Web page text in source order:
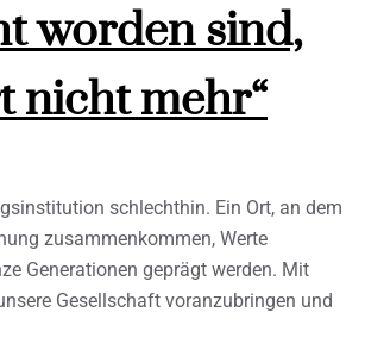
worden sind,
nicht mehr“
schlechthin. Ein Ort, an dem
zusammenkommen, Werte
Generationen geprägt werden. Mit
Gesellschaft voranzubringen und